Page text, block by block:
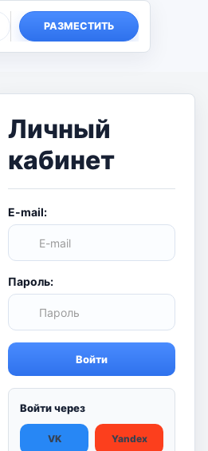
РАЗМЕСТИТЬ
Личный
кабинет
E-mail:
Пароль:
Войти
Войти через
VK Yandex